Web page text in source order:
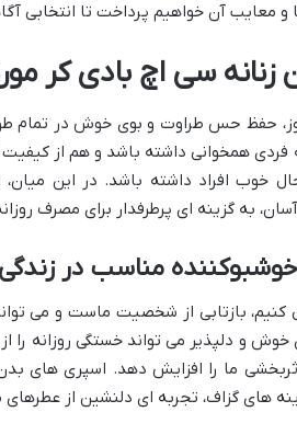
و معایب آن خواهیم پرداخت تا انتخابی
زنانه سی اچ بادی کر
حفظ حس طراوت و بوی خوش در تمام
همخوانی داشته باشد و هم از کیفیت
خوب افراد داشته باشد. در این
به گزینه ای پرطرفدار برای مصرف
مناسب در زندگی
کنیم، بازتابی از شخصیت ماست و می
خوش و دلپذیر می تواند خستگی روزانه را
ما را افزایش دهد. اسپری های بدن
های گزاف، تجربه ای دلنشین از عطرهای